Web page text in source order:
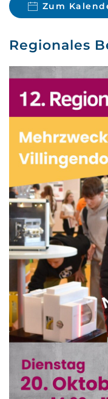
Zum
Regionales